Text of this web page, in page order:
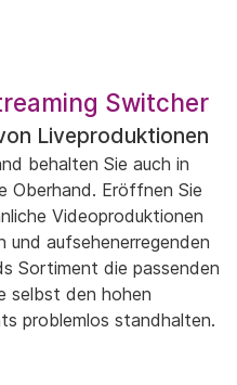
Switcher
Liveproduktionen
behalten Sie auch in
Oberhand. Eröffnen Sie
Videoproduktionen
aufsehenerregenden
Sortiment die passenden
selbst den hohen
problemlos standhalten.